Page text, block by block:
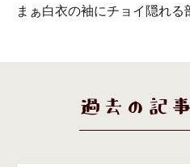
まぁ白衣の袖にチョイ隠れ
過去の記